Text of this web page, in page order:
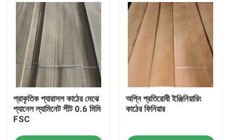
প্রাকৃতিক প্যারাসল কাঠের মেঝে
প্যানেল ল্যামিনেট শীট 0.6 মিমি
FSC
অগ্নি প্রতিরোধী ইঞ্জিনিয়ারিং
কাঠের ফিনিয়ার